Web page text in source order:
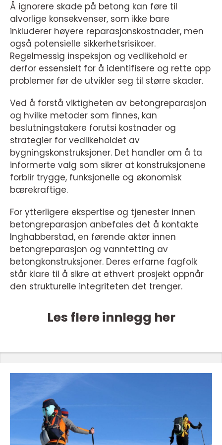
Å ignorere skade på betong kan føre til
alvorlige konsekvenser, som ikke bare
inkluderer høyere reparasjonskostnader, men
også potensielle sikkerhetsrisikoer.
Regelmessig inspeksjon og vedlikehold er
derfor essensielt for å identifisere og rette opp
problemer før de utvikler seg til større skader.
Ved å forstå viktigheten av betongreparasjon
og hvilke metoder som finnes, kan
beslutningstakere forutsi kostnader og
strategier for vedlikeholdet av
bygningskonstruksjoner. Det handler om å ta
informerte valg som sikrer at konstruksjonene
forblir trygge, funksjonelle og økonomisk
bærekraftige.
For ytterligere ekspertise og tjenester innen
betongreparasjon anbefales det å kontakte
Inghabberstad, en førende aktør innen
betongreparasjon og vanntetting av
betongkonstruksjoner. Deres erfarne fagfolk
står klare til å sikre at ethvert prosjekt oppnår
den strukturelle integriteten det trenger.
Les flere innlegg her